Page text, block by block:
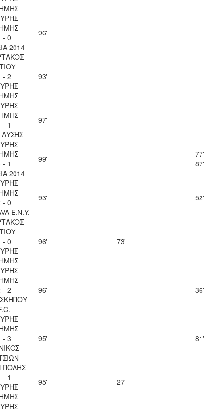
- 0
2014
96'
- 2
93'
- 1
ΛΥΣΗΣ
97'
- 1
2014
99'
77'
87'
- 0
Ε.Ν.Y.
93' 52'
- 0
96' 73'
- 2
96' 36'
- 3
95' 81'
ΠΟΛΗΣ
- 1
95' 27'